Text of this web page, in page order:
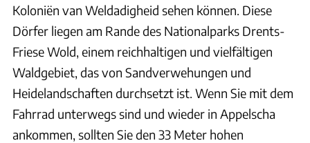
Koloniën van Weldadigheid sehen können. Diese
Dörfer liegen am Rande des Nationalparks Drents-
Friese Wold, einem reichhaltigen und vielfältigen
Waldgebiet, das von Sandverwehungen und
Heidelandschaften durchsetzt ist. Wenn Sie mit dem
Fahrrad unterwegs sind und wieder in Appelscha
ankommen, sollten Sie den 33 Meter hohen